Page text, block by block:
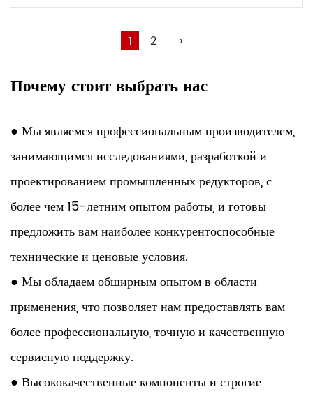
1
2 ›
Почему стоит выбрать нас
● Мы являемся профессиональным производителем,
занимающимся исследованиями, разработкой и
проектированием промышленных редукторов, с
более чем 15-летним опытом работы, и готовы
предложить вам наиболее конкурентоспособные
технические и ценовые условия.
● Мы обладаем обширным опытом в области
применения, что позволяет нам предоставлять вам
более профессиональную, точную и качественную
сервисную поддержку.
● Высококачественные компоненты и строгие